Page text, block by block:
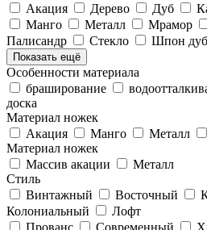
Акация
Дерево Дуб
Манго
Металл Мрамор
Палисандр
Стекло Шпон
Показать ещё
Особенности материала
браширование
доска
Материал ножек
Акация
Манго Металл
Материал ножек
Массив акации
Металл
Стиль
Винтажный
Восточный
Колониальный
Лофт
Прованс
Современный